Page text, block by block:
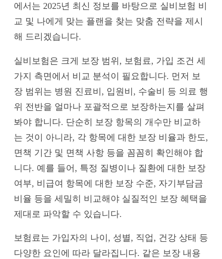
에서는 2025년 최신 정보를 바탕으로 실비보험 비
교 및 나에게 맞는 플랜을 찾는 맞춤 전략을 제시
해 드리겠습니다.
실비보험은 크게 보장 범위, 보험료, 가입 조건 세
가지 측면에서 비교 분석이 필요합니다. 먼저 보
장 범위는 병원 진료비, 입원비, 수술비 등 의료 행
위 전반을 얼마나 포괄적으로 보장하는지를 살펴
봐야 합니다. 단순히 보장 항목의 개수만 비교하
는 것이 아니라, 각 항목에 대한 보장 비율과 한도,
면책 기간 및 면책 사항 등을 꼼꼼히 확인해야 합
니다. 예를 들어, 특정 질병이나 질환에 대한 보장
여부, 비급여 항목에 대한 보장 수준, 자기부담금
비율 등을 세밀히 비교해야 실질적인 보장 혜택을
제대로 파악할 수 있습니다.
보험료는 가입자의 나이, 성별, 직업, 건강 상태 등
다양한 요인에 따라 달라집니다. 같은 보장 내용